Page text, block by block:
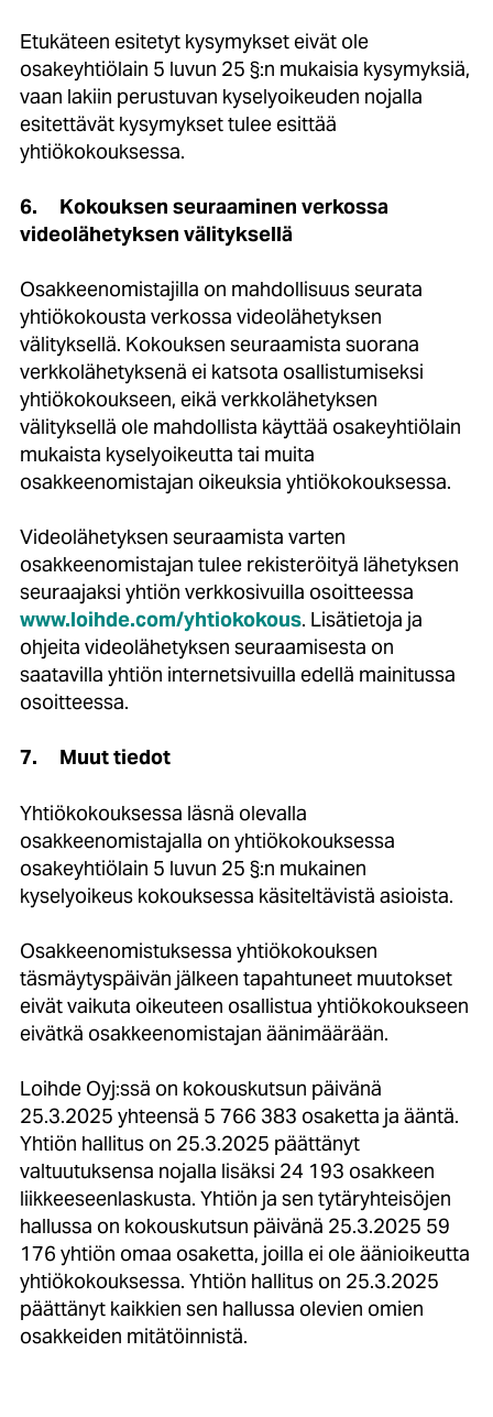
Etukäteen esitetyt kysymykset eivät ole
osakeyhtiölain 5 luvun 25 §:n mukaisia kysymyksiä,
vaan lakiin perustuvan kyselyoikeuden nojalla
esitettävät kysymykset tulee esittää
yhtiökokouksessa.
6. Kokouksen seuraaminen verkossa
videolähetyksen välityksellä
Osakkeenomistajilla on mahdollisuus seurata
yhtiökokousta verkossa videolähetyksen
välityksellä. Kokouksen seuraamista suorana
verkkolähetyksenä ei katsota osallistumiseksi
yhtiökokoukseen, eikä verkkolähetyksen
välityksellä ole mahdollista käyttää osakeyhtiölain
mukaista kyselyoikeutta tai muita
osakkeenomistajan oikeuksia yhtiökokouksessa.
Videolähetyksen seuraamista varten
osakkeenomistajan tulee rekisteröityä lähetyksen
seuraajaksi yhtiön verkkosivuilla osoitteessa
www.loihde.com/yhtiokokous. Lisätietoja ja
ohjeita videolähetyksen seuraamisesta on
saatavilla yhtiön internetsivuilla edellä mainitussa
osoitteessa.
7. Muut tiedot
Yhtiökokouksessa läsnä olevalla
osakkeenomistajalla on yhtiökokouksessa
osakeyhtiölain 5 luvun 25 §:n mukainen
kyselyoikeus kokouksessa käsiteltävistä asioista.
Osakkeenomistuksessa yhtiökokouksen
täsmäytyspäivän jälkeen tapahtuneet muutokset
eivät vaikuta oikeuteen osallistua yhtiökokoukseen
eivätkä osakkeenomistajan äänimäärään.
Loihde Oyj:ssä on kokouskutsun päivänä
25.3.2025 yhteensä 5 766 383 osaketta ja ääntä.
Yhtiön hallitus on 25.3.2025 päättänyt
valtuutuksensa nojalla lisäksi 24 193 osakkeen
liikkeeseenlaskusta. Yhtiön ja sen tytäryhteisöjen
hallussa on kokouskutsun päivänä 25.3.2025 59
176 yhtiön omaa osaketta, joilla ei ole äänioikeutta
yhtiökokouksessa. Yhtiön hallitus on 25.3.2025
päättänyt kaikkien sen hallussa olevien omien
osakkeiden mitätöinnistä.